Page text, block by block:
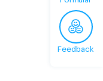
Feedback